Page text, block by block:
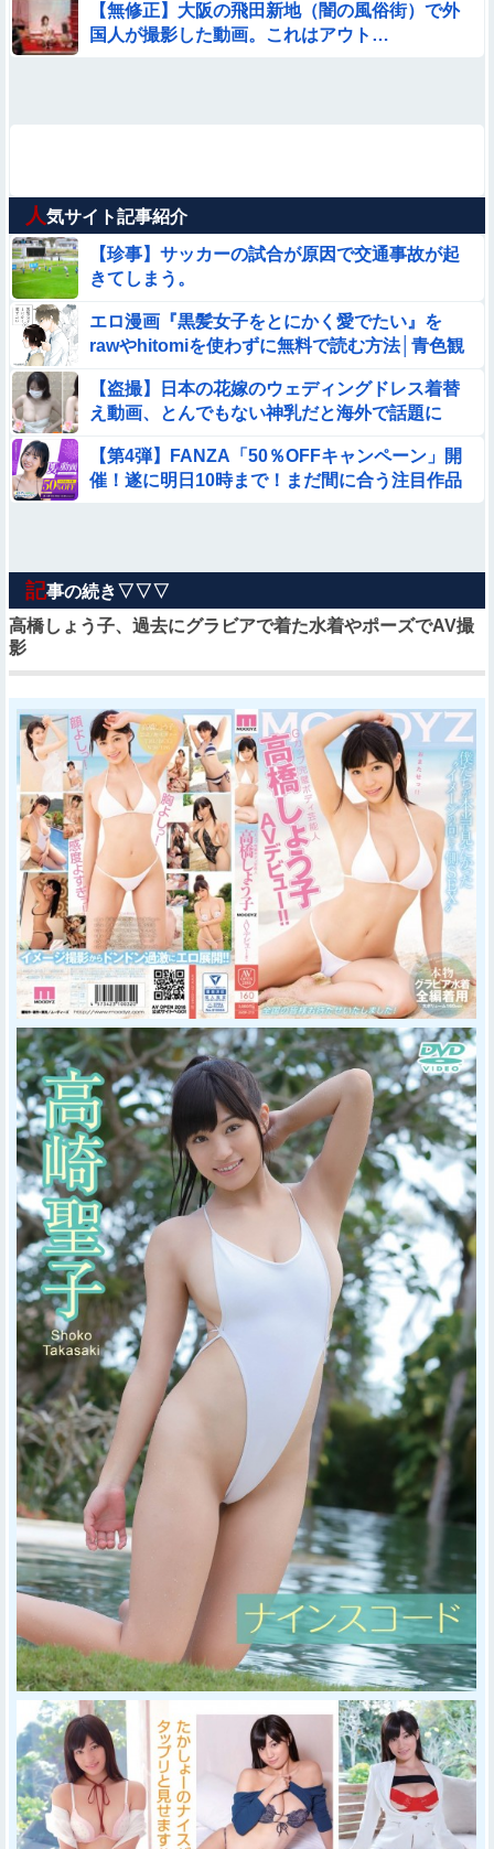
【無修正】大阪の飛田新地（闇の風俗街）で外
国人が撮影した動画。これはアウト…
人気サイト記事紹介
【珍事】サッカーの試合が原因で交通事故が起
きてしまう。
エロ漫画『黒髪女子をとにかく愛でたい』を
rawやhitomiを使わずに無料で読む方法│青色観
【盗撮】日本の花嫁のウェディングドレス着替
え動画、とんでもない神乳だと海外で話題に
【第4弾】FANZA「50％OFFキャンペーン」開
催！遂に明日10時まで！まだ間に合う注目作品
記事の続き▽▽▽
高橋しょう子、過去にグラビアで着た水着やポーズでAV撮
影